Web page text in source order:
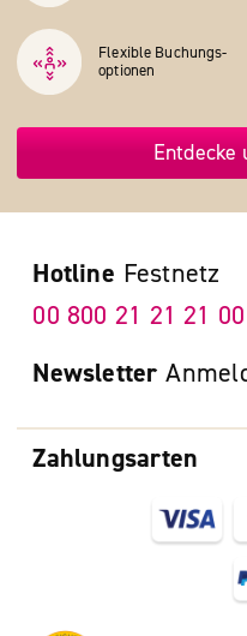
Flexible Buchungs­
optionen
Entdecke
Zahlungsarten
Hotline Festnetz
00 800 21 21 21 00
Newsletter